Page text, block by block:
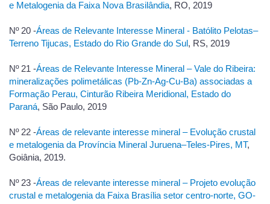
e Metalogenia da Faixa Nova Brasilândia, RO, 2019
Nº 20 -Áreas de Relevante Interesse Mineral - Batólito Pelotas–
Terreno Tijucas, Estado do Rio Grande do Sul , RS, 2019
Nº 21 -Áreas de Relevante Interesse Mineral – Vale do Ribeira:
mineralizações polimetálicas (Pb-Zn-Ag-Cu-Ba) associadas a
Formação Perau, Cinturão Ribeira Meridional, Estado do
Paraná, São Paulo, 2019
Nº 22 -Áreas de relevante interesse mineral – Evolução crustal
e metalogenia da Província Mineral Juruena–Teles-Pires, MT,
Goiânia, 2019.
Nº 23 -Áreas de relevante interesse mineral – Projeto evolução
crustal e metalogenia da Faixa Brasília setor centro-norte, GO-